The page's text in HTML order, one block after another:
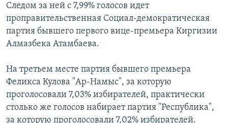
Следом за ней с 7,99% голосов идет
проправительственная Социал-демократическая
партия бывшего первого вице-премьера Киргизии
Алмазбека Атамбаева.
На третьем месте партия бывшего премьера
Феликса Кулова "Ар-Намыс", за которую
проголосовали 7,03% избирателей, практически
столько же голосов набирает партия "Республика",
за которую проголосовали 7,02% избирателей.